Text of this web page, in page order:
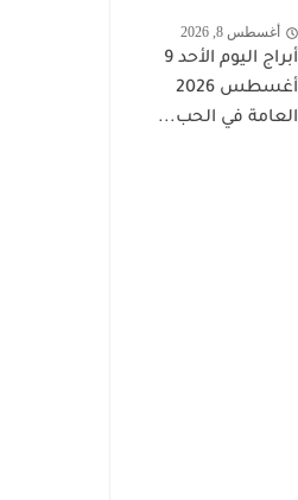
أغسطس 8, 2026
أبراج اليوم الأحد 9
أغسطس 2026
العامة في الحب...